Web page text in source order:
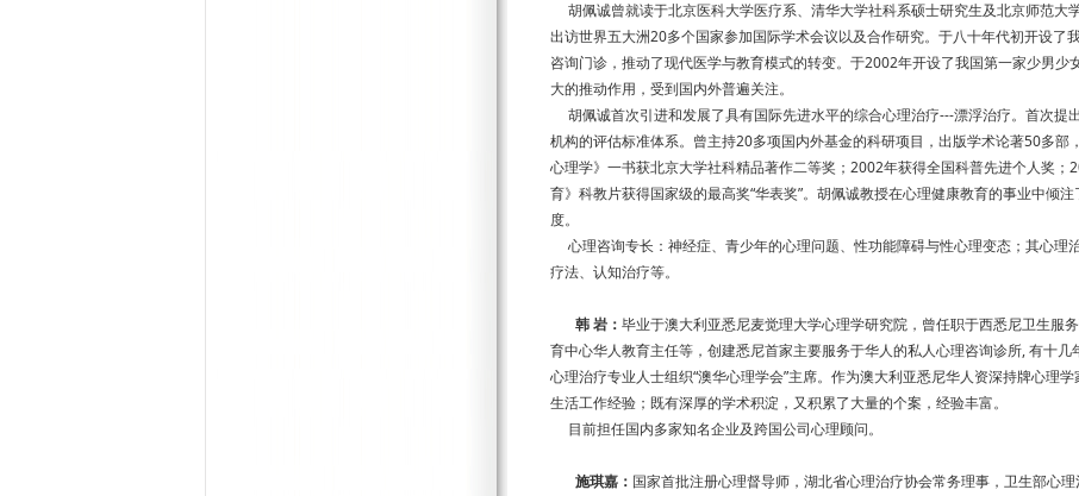
胡佩诚曾就读于北京医科大学医疗系、清华大学社科系硕士研究生及北京师范大
出访世界五大洲20多个国家参加国际学术会议以及合作研究。于八十年代初开设了
咨询门诊，推动了现代医学与教育模式的转变。于2002年开设了我国第一家少男少
大的推动作用，受到国内外普遍关注。
胡佩诚首次引进和发展了具有国际先进水平的综合心理治疗---漂浮治疗。首次提
机构的评估标准体系。曾主持20多项国内外基金的科研项目，出版学术论著50多
心理学》一书获北京大学社科精品著作二等奖；2002年获得全国科普先进个人奖
育》科教片获得国家级的最高奖“华表奖”。胡佩诚教授在心理健康教育的事业中倾
度。
心理咨询专长：神经症、青少年的心理问题、性功能障碍与性心理变态；其心理
疗法、认知治疗等。
韩 岩： 毕业于澳大利亚悉尼麦觉理大学心理学研究院，曾任职于西悉尼卫生服
育中心华人教育主任等，创建悉尼首家主要服务于华人的私人心理咨询诊所, 有十
心理治疗专业人士组织“澳华心理学会”主席。作为澳大利亚悉尼华人资深持牌心理
生活工作经验；既有深厚的学术积淀，又积累了大量的个案，经验丰富。
目前担任国内多家知名企业及跨国公司心理顾问。
施琪嘉： 国家首批注册心理督导师，湖北省心理治疗协会常务理事，卫生部心